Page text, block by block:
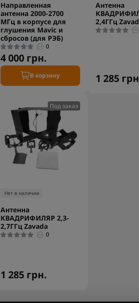
Направленная
антенна 2000-2700
МГц в корпусе для
глушения Mavic и
сбросов (для РЭБ)
0
4 000 грн.
В корзину
Антенна
2,4ГГц
1 285
Под заказ
Нет в наличии
Антенна
КВАДРИФИЛЯР 2,3-
2,7ГГц Zavada
0
1 285 грн.